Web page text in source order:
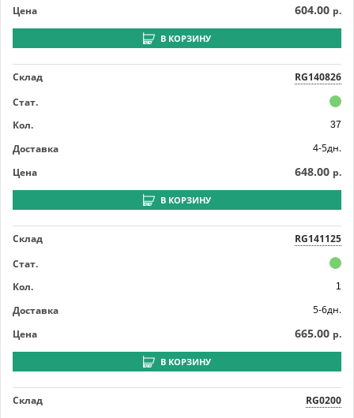
Цена
604.00 р.
В КОРЗИНУ
Склад
RG140826
Стат.
Кол.
37
Доставка
4-5дн.
Цена
648.00 р.
В КОРЗИНУ
Склад
RG141125
Стат.
Кол.
1
Доставка
5-6дн.
Цена
665.00 р.
В КОРЗИНУ
Склад
RG0200